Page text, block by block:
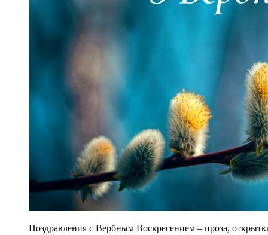
Поздравления с Вербным Воскресением – проза,